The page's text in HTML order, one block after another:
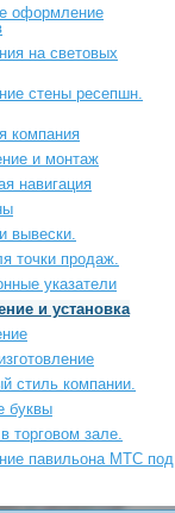
оформление
на световых
стены ресепшн.
компания
и монтаж
навигация
вывески.
точки продаж.
указатели
и установка
стиль компании.
буквы
торговом зале.
павильона МТС под